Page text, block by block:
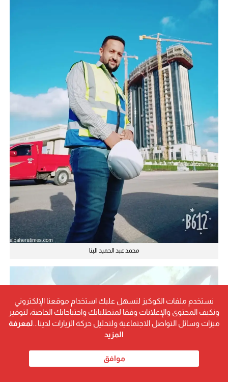
محمد عبد الحميد البنا
نستخدم ملفات الكوكيز لنسهل عليك استخدام موقعنا الإلكتروني
ونكيف المحتوى والإعلانات وفقا لمتطلباتك واحتياجاتك الخاصة، لتوفير
ميزات وسائل التواصل الاجتماعية ولتحليل حركة الزيارات لدينا... لمعرفة
المزيد
موافق